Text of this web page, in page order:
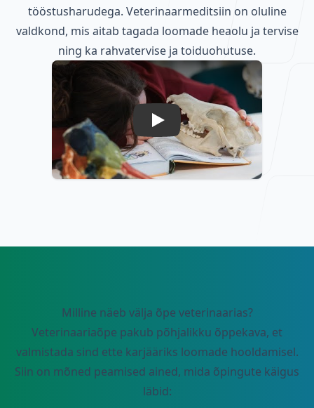
tööstusharudega. Veterinaarmeditsiin on oluline
valdkond, mis aitab tagada loomade heaolu ja tervise
ning ka rahvatervise ja toiduohutuse.
Play
Milline näeb välja õpe veterinaarias?
Veterinaariaõpe pakub põhjalikku õppekava, et
valmistada sind ette karjääriks loomade hooldamisel.
Siin on mõned peamised ained, mida õpingute käigus
läbid: